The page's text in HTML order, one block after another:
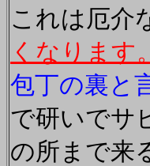
これは厄介
くなります。
包丁の裏と
で研いでサ
の所まで来